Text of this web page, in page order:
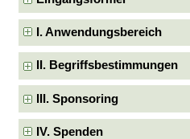
I. Anwendungsbereich
II. Begriffsbestimmungen
III. Sponsoring
IV. Spenden